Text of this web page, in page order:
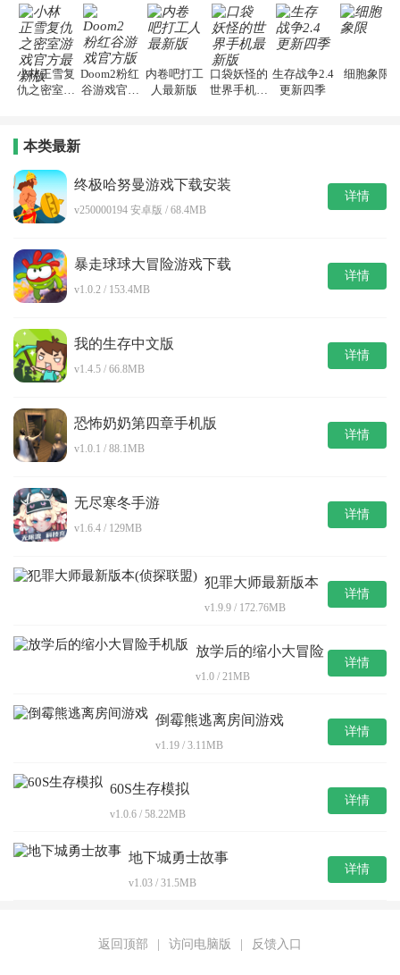
小林正雪复
仇之密室游
Doom2粉红
谷游戏官方
内卷吧打工
人最新版
口袋妖怪的
世界手机最
生存战争2.4
更新四季
细胞象限
本类最新
终极哈努曼游戏下载安装
v250000194 安卓版 / 68.4MB
详情
暴走球球大冒险游戏下载
v1.0.2 / 153.4MB
详情
我的生存中文版
v1.4.5 / 66.8MB
详情
恐怖奶奶第四章手机版
v1.0.1 / 88.1MB
详情
无尽寒冬手游
v1.6.4 / 129MB
详情
犯罪大师最新版本
v1.9.9 / 172.76MB
详情
放学后的缩小大冒险
v1.0 / 21MB
详情
倒霉熊逃离房间游戏
v1.19 / 3.11MB
详情
60S生存模拟
v1.0.6 / 58.22MB
详情
地下城勇士故事
v1.03 / 31.5MB
详情
返回顶部 访问电脑版 反馈入口